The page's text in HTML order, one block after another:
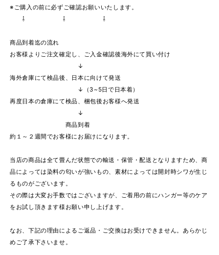
※ご購入の前に必ずご確認お願いいたします。
⇩ ⇩ ⇩
商品到着迄の流れ
お客様よりご注文確定し、ご入金確認後海外にて買い付け
↓
海外倉庫にて検品後、日本に向けて発送
↓（3~5日で日本着）
再度日本の倉庫にて検品、梱包後お客様へ発送
↓
商品到着
約１～２週間でお客様にお届けになります。
当店の商品は全て畳んだ状態での輸送・保管・配送となりますため、商
品によっては染料の匂いが強いもの、素材によっては開封時シワが生じ
るものがございます。
その際は大変お手数ではございますが、ご着用の前にハンガー等のケア
をお試し頂きます様お願い申し上げます。
なお、下記の理由によるご返品・ご交換はお受けできません。あらかじ
めご了承下さいませ。